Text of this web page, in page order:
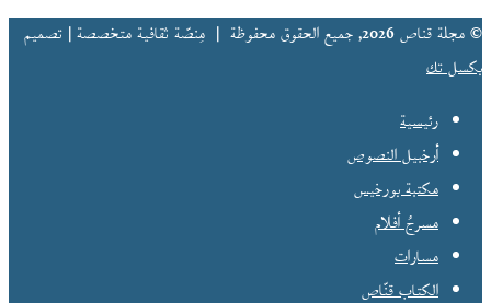
© مجلة قناص 2026, جميع الحقوق محفوظة |
مِنصّة ثقافية متخصصة | تصميم
بكسل تك
رئيسية
أرخبيل النصوص
مكتبة بورخيس
مسرحُ أفلام
مسارات
الكتاب قنّاص